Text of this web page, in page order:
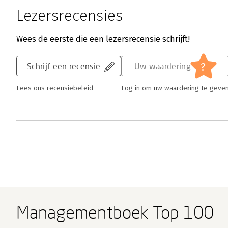
Lezersrecensies
Wees de eerste die een lezersrecensie schrijft!
Schrijf een recensie
Lees ons recensiebeleid
Uw waardering ?
Log in om uw waardering te
Managementboek Top 100